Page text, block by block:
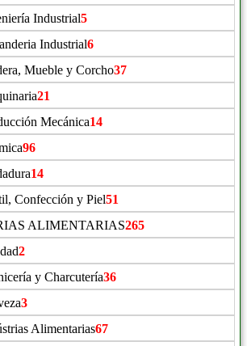
Industrial5
Industrial6
Mueble y Corcho37
21
Mecánica14
96
14
Confección y Piel51
ALIMENTARIAS265
2
y Charcutería36
3
Alimentarias67